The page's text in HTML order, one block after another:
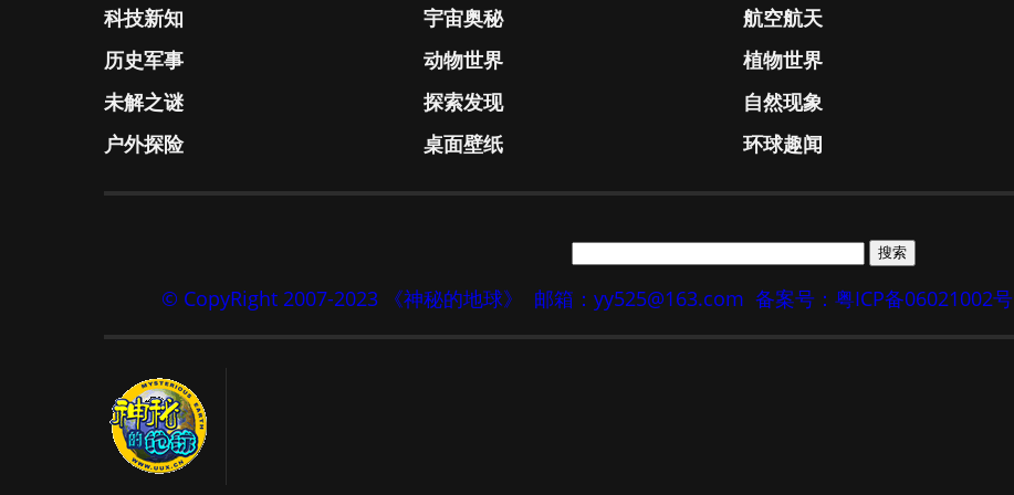
科技新知 宇宙奥秘 航空航天
历史军事
动物世界 植物世界
未解之谜
探索发现 自然现象
户外探险
桌面壁纸 环球趣闻
© CopyRight 2007-2023 《神秘的地球》 邮箱：yy525@163.com 备案号：粤ICP备06021002号